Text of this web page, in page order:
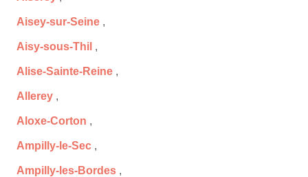
Aisey-sur-Seine ,
Aisy-sous-Thil ,
Alise-Sainte-Reine ,
Allerey ,
Aloxe-Corton ,
Ampilly-le-Sec ,
Ampilly-les-Bordes ,